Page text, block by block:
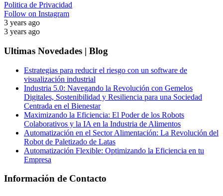
Politica de Privacidad
Follow on Instagram
3 years ago
3 years ago
Ultimas Novedades | Blog
Estrategias para reducir el riesgo con un software de
visualización industrial
Industria 5.0: Navegando la Revolución con Gemelos
Digitales, Sostenibilidad y Resiliencia para una Sociedad
Centrada en el Bienestar
Maximizando la Eficiencia: El Poder de los Robots
Colaborativos y la IA en la Industria de Alimentos
Automatización en el Sector Alimentación: La Revolución del
Robot de Paletizado de Latas
Automatización Flexible: Optimizando la Eficiencia en tu
Empresa
Información de Contacto